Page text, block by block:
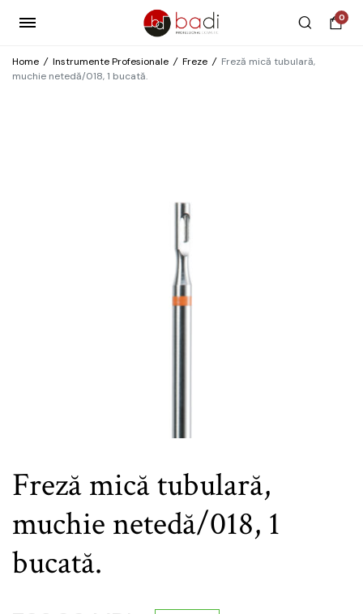
0
Home / Instrumente Profesionale / Freze / Freză mică tubulară,
muchie netedă/018, 1 bucată.
Freză mică tubulară,
muchie netedă/018, 1
bucată.